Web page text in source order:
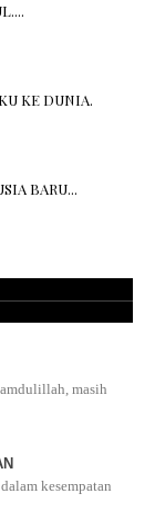
KE DUNIA.
BARU...
masih
kesempatan